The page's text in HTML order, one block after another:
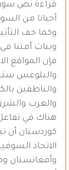
قراءة نص
أحيانا من
وكما خف
وبنات أمتنا
فإن المواقع
والبلوغس
والناطقين
والغرب
هناك في
كوردستان أن
الاتحاد
وأفغانستان